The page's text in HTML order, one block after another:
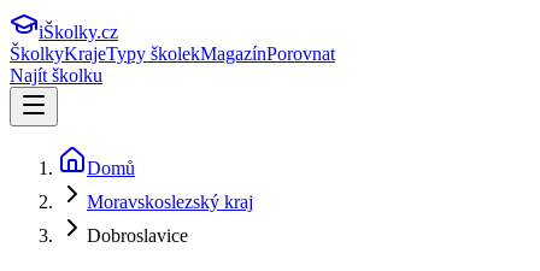
iŠkolky.cz
ŠkolkyKrajeTypy školekMagazínPorovnat
Najít školku
Domů
Moravskoslezský kraj
Dobroslavice